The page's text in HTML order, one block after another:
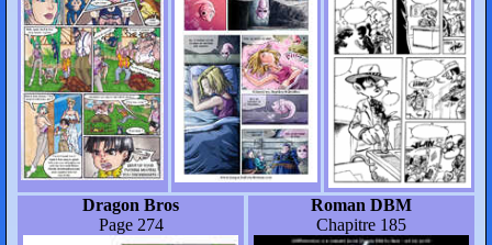
Dragon Bros
Page 274
Roman DBM
Chapitre 185